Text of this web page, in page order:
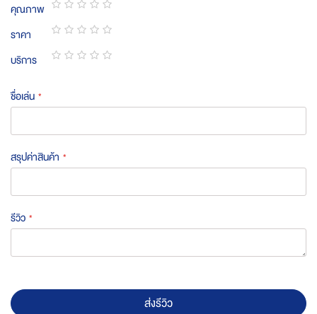
คุณภาพ
1
star
2
stars
3
stars
4
stars
5
stars
ราคา
1
star
2
stars
3
stars
4
stars
5
stars
บริการ
ชื่อเล่น
สรุปค่าสินค้า
รีวิว
ส่งรีวิว